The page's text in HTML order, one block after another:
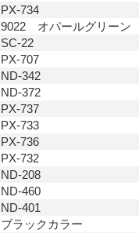
PX-734
9022 オパールグリーン
SC-22
PX-707
ND-342
ND-372
PX-737
PX-733
PX-736
PX-732
ND-208
ND-460
ND-401
ブラックカラー